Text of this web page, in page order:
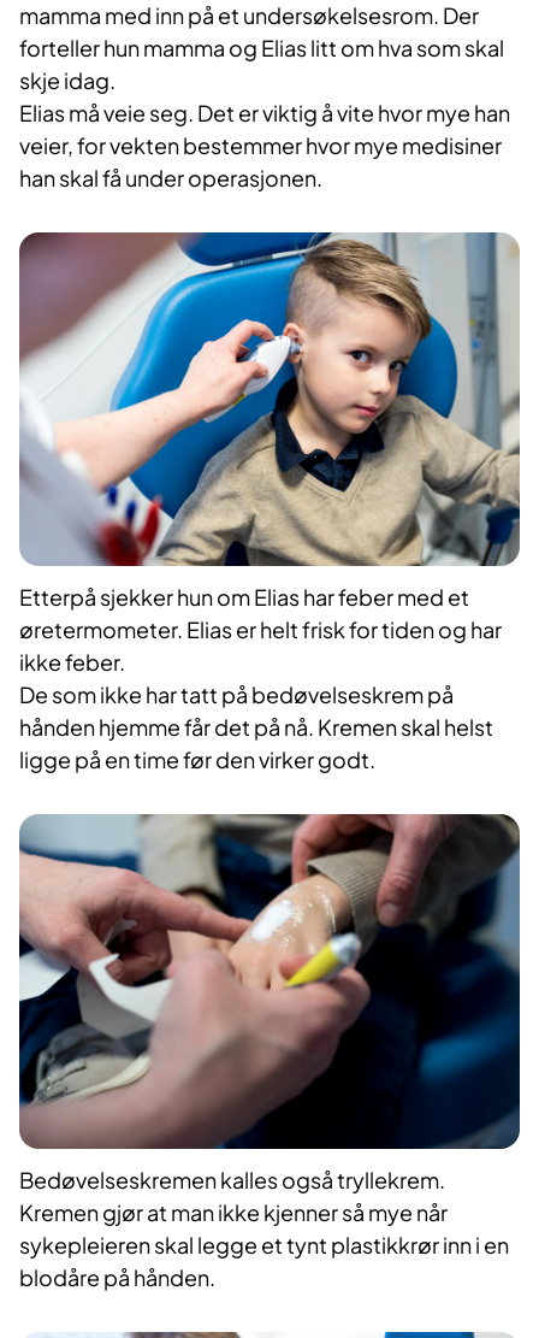
mamma med inn på et undersøkelsesrom. Der
forteller hun mamma og Elias litt om hva som skal
skje idag.
Elias må veie seg. Det er viktig å vite hvor mye han
veier, for vekten bestemmer hvor mye medisiner
han skal få under operasjonen.
Etterpå sjekker hun om Elias har feber med et
øretermometer. Elias er helt frisk for tiden og har
ikke feber.
De som ikke har tatt på bedøvelseskrem på
hånden hjemme får det på nå. Kremen skal helst
ligge på en time før den virker godt.
Bedøvelseskremen kalles også tryllekrem.
Kremen gjør at man ikke kjenner så mye når
sykepleieren skal legge et tynt plastikkrør inn i en
blodåre på hånden.